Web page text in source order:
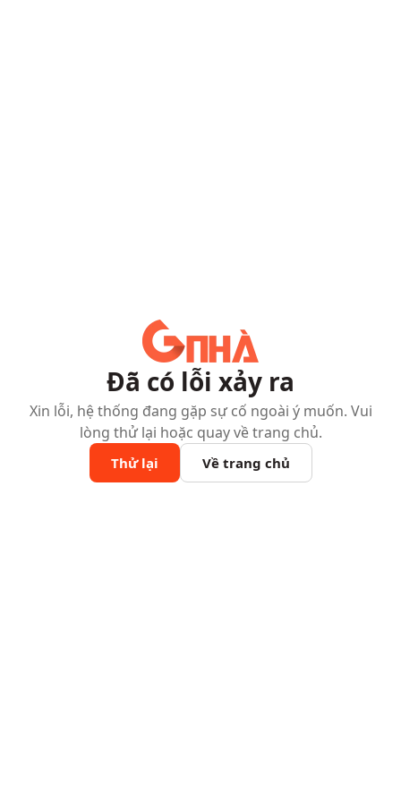
Đã có lỗi xảy ra
Xin lỗi, hệ thống đang gặp sự cố ngoài ý muốn. Vui
lòng thử lại hoặc quay về trang chủ.
Thử lại Về trang chủ